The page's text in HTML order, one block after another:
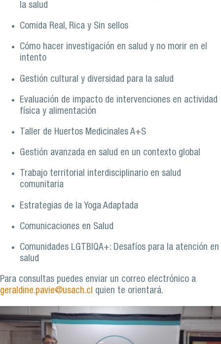
la salud
Comida Real, Rica y Sin sellos
Cómo hacer investigación en salud y no morir en el
intento
Gestión cultural y diversidad para la salud
Evaluación de impacto de intervenciones en actividad
física y alimentación
Taller de Huertos Medicinales A+S
Gestión avanzada en salud en un contexto global
Trabajo territorial interdisciplinario en salud
comunitaria
Estrategias de la Yoga Adaptada
Comunicaciones en Salud
Comunidades LGTBIQA+: Desafíos para la atención en
salud
Para consultas puedes enviar un correo electrónico a
geraldine.pavie@usach.cl quien te orientará.